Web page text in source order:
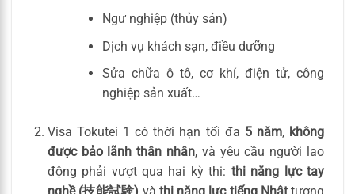
Ngư nghiệp (thủy sản)
Dịch vụ khách sạn, điều dưỡng
Sửa chữa ô tô, cơ khí, điện tử, công
nghiệp sản xuất…
Visa Tokutei 1 có thời hạn tối đa 5 năm, không
được bảo lãnh thân nhân, và yêu cầu người lao
động phải vượt qua hai kỳ thi: thi năng lực tay